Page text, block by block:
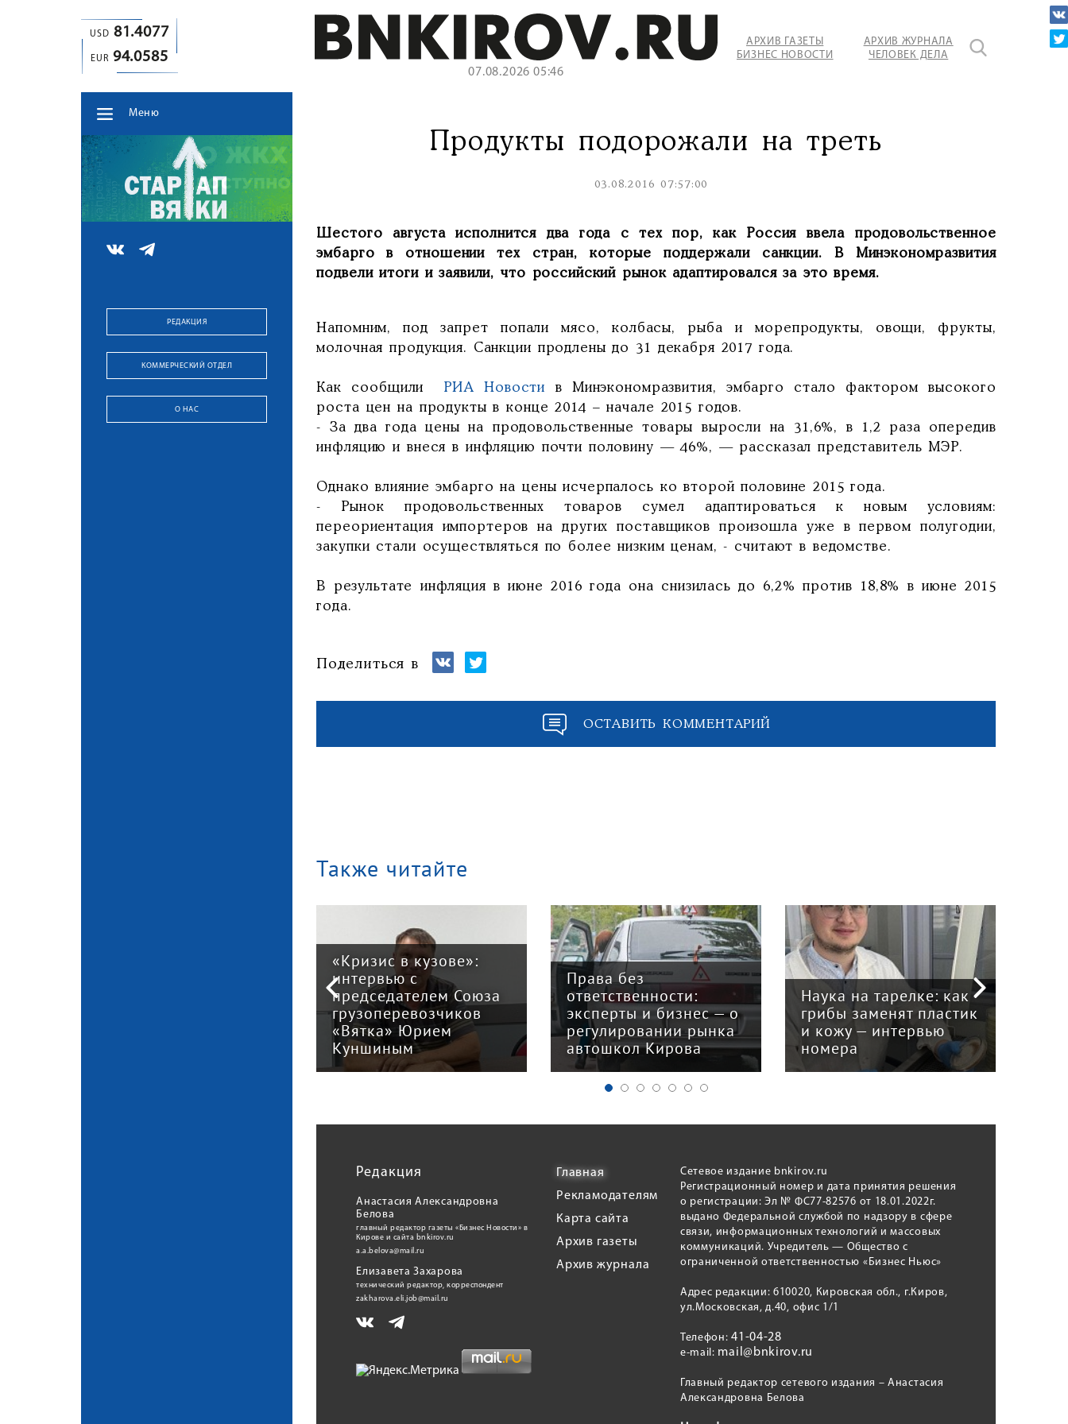
USD 81.4077
EUR 94.0585
07.08.2026 05:46
АРХИВ ГАЗЕТЫ
БИЗНЕС НОВОСТИ
АРХИВ ЖУРНАЛА
ЧЕЛОВЕК ДЕЛА
Меню
РЕДАКЦИЯ
КОММЕРЧЕСКИЙ ОТДЕЛ
О НАС
Продукты подорожали на треть
03.08.2016 07:57:00
Шестого августа исполнится два года с тех пор, как Россия ввела продовольственное
эмбарго в отношении тех стран, которые поддержали санкции. В Минэкономразвития
подвели итоги и заявили, что российский рынок адаптировался за это время.
Напомним, под запрет попали мясо, колбасы, рыба и морепродукты, овощи, фрукты,
молочная продукция. Санкции продлены до 31 декабря 2017 года.
Как сообщили РИА Новости в Минэкономразвития, эмбарго стало фактором высокого
роста цен на продукты в конце 2014 – начале 2015 годов.
- За два года цены на продовольственные товары выросли на 31,6%, в 1,2 раза опередив
инфляцию и внеся в инфляцию почти половину — 46%, — рассказал представитель МЭР.
Однако влияние эмбарго на цены исчерпалось ко второй половине 2015 года.
- Рынок продовольственных товаров сумел адаптироваться к новым условиям:
переориентация импортеров на других поставщиков произошла уже в первом полугодии,
закупки стали осуществляться по более низким ценам, - считают в ведомстве.
В результате инфляция в июне 2016 года она снизилась до 6,2% против 18,8% в июне 2015
года.
Поделиться в
ОСТАВИТЬ КОММЕНТАРИЙ
Также читайте
«Кризис в кузове»:
интервью с
председателем Союза
грузоперевозчиков
«Вятка» Юрием
Куншиным
Права без
ответственности:
эксперты и бизнес — о
регулировании рынка
автошкол Кирова
Наука на тарелке: как
грибы заменят пластик
и кожу — интервью
номера
Редакция
Анастасия Александровна
Белова
главный редактор газеты «Бизнес Новости» в
Кирове и сайта bnkirov.ru
a.a.belova@mail.ru
Елизавета Захарова
технический редактор, корреспондент
zakharova.eli.job@mail.ru
Главная
Рекламодателям
Карта сайта
Архив газеты
Архив журнала
Сетевое издание bnkirov.ru
Регистрационный номер и дата принятия решения
о регистрации: Эл № ФС77-82576 от 18.01.2022г.
выдано Федеральной службой по надзору в сфере
связи, информационных технологий и массовых
коммуникаций. Учредитель — Общество с
ограниченной ответственностью «Бизнес Ньюс»
Адрес редакции: 610020, Кировская обл., г.Киров,
ул.Московская, д.40, офис 1/1
Телефон:41-04-28
e-mail: mail@bnkirov.ru
Главный редактор сетевого издания – Анастасия
Александровна Белова